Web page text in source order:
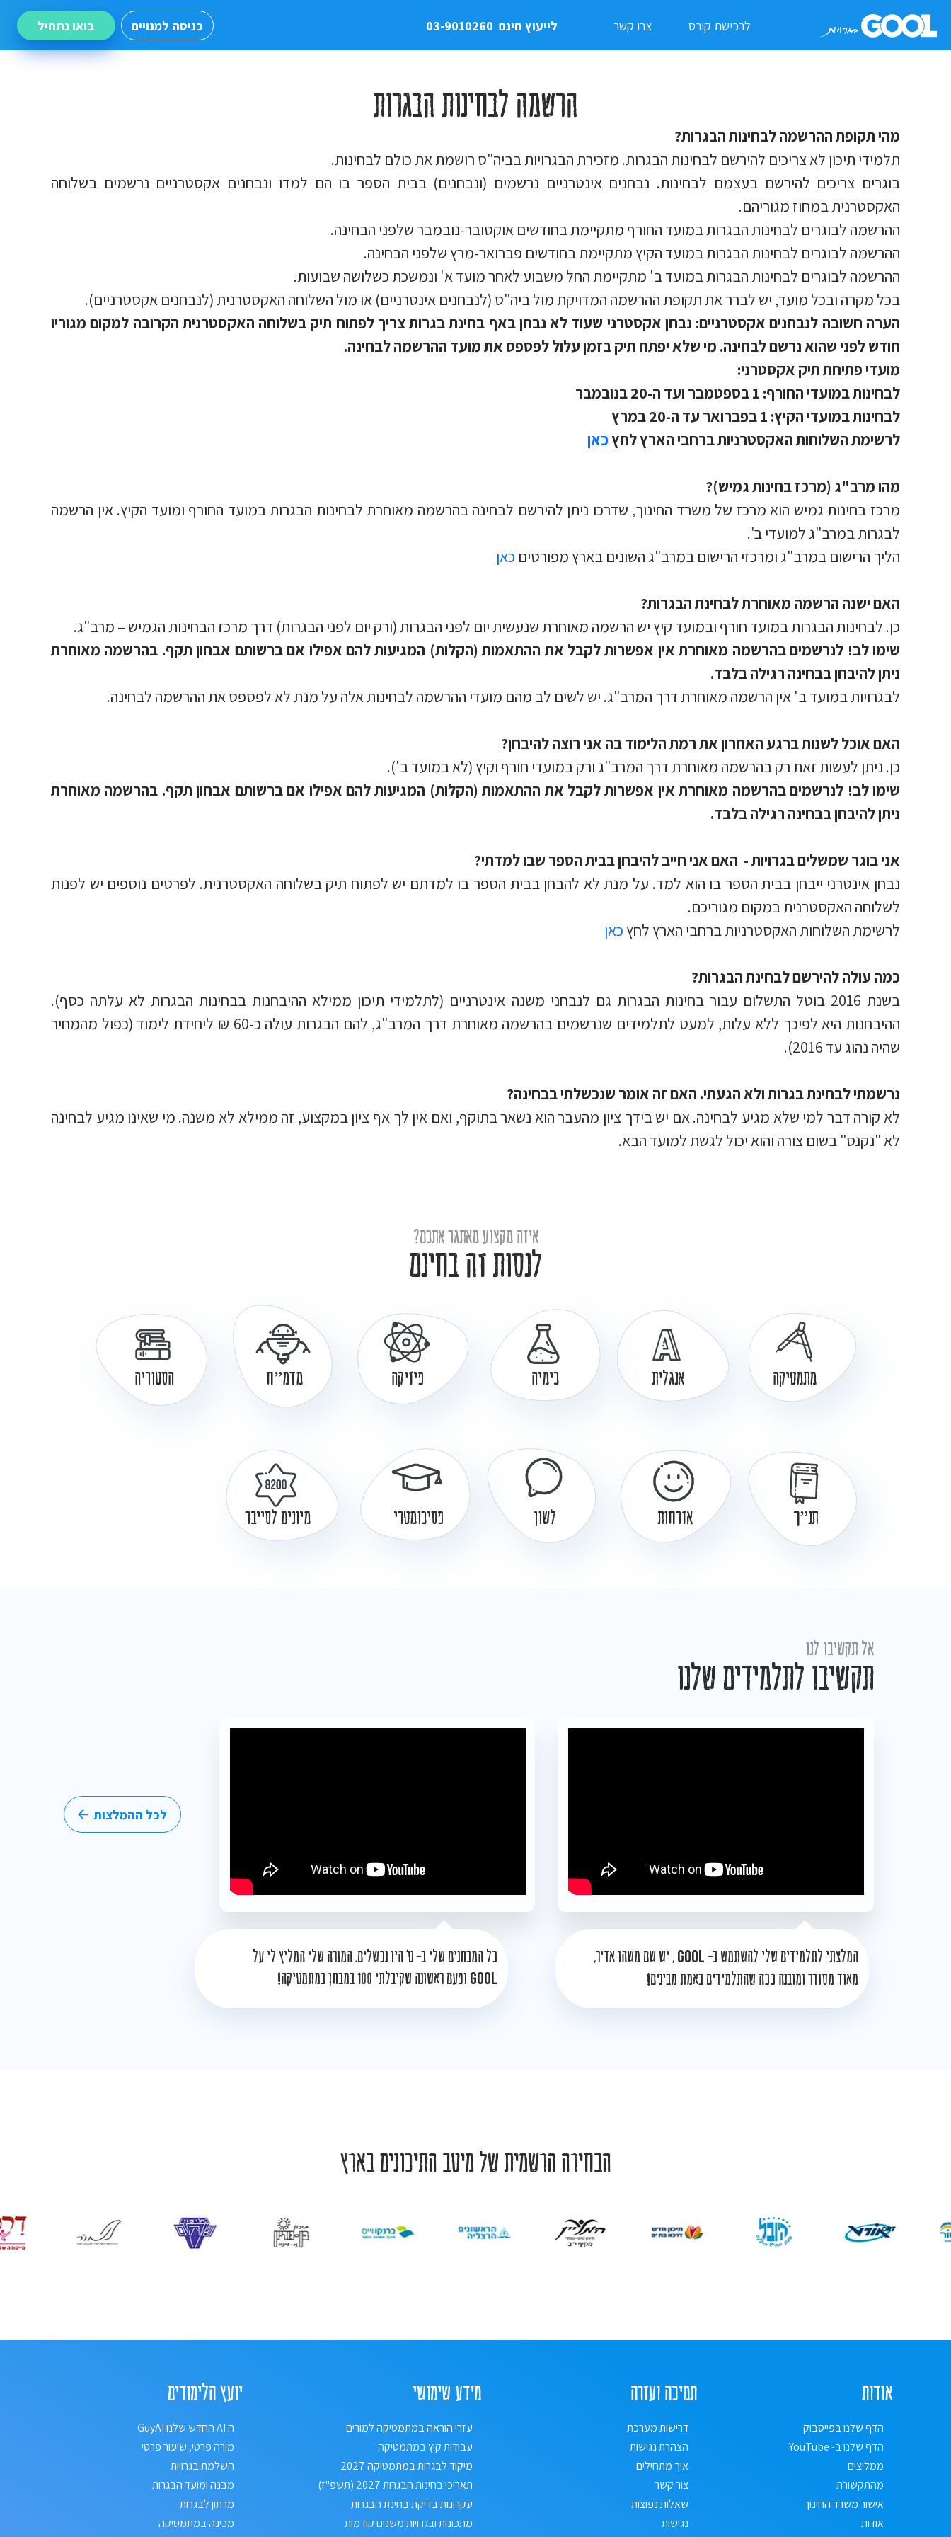
לרכישת קורס צרו קשר לייעוץ חינם 03-9010260 כניסה למנויים בואו נתחיל
הרשמה לבחינות הבגרות
מהי תקופת ההרשמה לבחינות הבגרות?
תלמידי תיכון לא צריכים להירשם לבחינות הבגרות. מזכירת הבגרויות בביה"ס רושמת את כולם לבחינות.
בוגרים צריכים להירשם בעצמם לבחינות. נבחנים אינטרניים נרשמים (ונבחנים) בבית הספר בו הם למדו ונבחנים אקסטרניים נרשמים בשלוחה
האקסטרנית במחוז מגוריהם.
ההרשמה לבוגרים לבחינות הבגרות במועד החורף מתקיימת בחודשים אוקטובר-נובמבר שלפני הבחינה.
ההרשמה לבוגרים לבחינות הבגרות במועד הקיץ מתקיימת בחודשים פברואר-מרץ שלפני הבחינה.
ההרשמה לבוגרים לבחינות הבגרות במועד ב' מתקיימת החל משבוע לאחר מועד א' ונמשכת כשלושה שבועות.
בכל מקרה ובכל מועד, יש לברר את תקופת ההרשמה המדויקת מול ביה"ס (לנבחנים אינטרניים) או מול השלוחה האקסטרנית (לנבחנים אקסטרניים).
הערה חשובה לנבחנים אקסטרניים: נבחן אקסטרני שעוד לא נבחן באף בחינת בגרות צריך לפתוח תיק בשלוחה האקסטרנית הקרובה למקום מגוריו
חודש לפני שהוא נרשם לבחינה. מי שלא יפתח תיק בזמן עלול לפספס את מועד ההרשמה לבחינה.
מועדי פתיחת תיק אקסטרני:
לבחינות במועדי החורף: 1 בספטמבר ועד ה-20 בנובמבר
לבחינות במועדי הקיץ: 1 בפברואר עד ה-20 במרץ
לרשימת השלוחות האקסטרניות ברחבי הארץ לחץכאן
מהו מרב"ג (מרכז בחינות גמיש)?
מרכז בחינות גמיש הוא מרכז של משרד החינוך, שדרכו ניתן להירשם לבחינה בהרשמה מאוחרת לבחינות הבגרות במועד החורף ומועד הקיץ. אין הרשמה
לבגרות במרב"ג למועדי ב'.
הליך הרישום במרב"ג ומרכזי הרישום במרב"ג השונים בארץ מפורטים כאן
האם ישנה הרשמה מאוחרת לבחינת הבגרות?
כן. לבחינות הבגרות במועד חורף ובמועד קיץ יש הרשמה מאוחרת שנעשית יום לפני הבגרות (ורק יום לפני הבגרות) דרך מרכז הבחינות הגמיש – מרב"ג.
שימו לב! לנרשמים בהרשמה מאוחרת אין אפשרות לקבל את ההתאמות (הקלות) המגיעות להם אפילו אם ברשותם אבחון תקף. בהרשמה מאוחרת
ניתן להיבחן בבחינה רגילה בלבד.
לבגרויות במועד ב' אין הרשמה מאוחרת דרך המרב"ג. יש לשים לב מהם מועדי ההרשמה לבחינות אלה על מנת לא לפספס את ההרשמה לבחינה.
האם אוכל לשנות ברגע האחרון את רמת הלימוד בה אני רוצה להיבחן?
כן. ניתן לעשות זאת רק בהרשמה מאוחרת דרך המרב"ג ורק במועדי חורף וקיץ (לא במועד ב').
שימו לב! לנרשמים בהרשמה מאוחרת אין אפשרות לקבל את ההתאמות (הקלות) המגיעות להם אפילו אם ברשותם אבחון תקף. בהרשמה מאוחרת
ניתן להיבחן בבחינה רגילה בלבד.
אני בוגר שמשלים בגרויות - האם אני חייב להיבחן בבית הספר שבו למדתי?
נבחן אינטרני ייבחן בבית הספר בו הוא למד. על מנת לא להבחן בבית הספר בו למדתם יש לפתוח תיק בשלוחה האקסטרנית. לפרטים נוספים יש לפנות
לשלוחה האקסטרנית במקום מגוריכם.
לרשימת השלוחות האקסטרניות ברחבי הארץ לחץ כאן
כמה עולה להירשם לבחינת הבגרות?
בשנת 2016 בוטל התשלום עבור בחינות הבגרות גם לנבחני משנה אינטרניים (לתלמידי תיכון ממילא ההיבחנות בבחינות הבגרות לא עלתה כסף).
ההיבחנות היא לפיכך ללא עלות, למעט לתלמידים שנרשמים בהרשמה מאוחרת דרך המרב"ג, להם הבגרות עולה כ-60 ₪ ליחידת לימוד (כפול מהמחיר
שהיה נהוג עד 2016).
נרשמתי לבחינת בגרות ולא הגעתי. האם זה אומר שנכשלתי בבחינה?
לא קורה דבר למי שלא מגיע לבחינה. אם יש בידך ציון מהעבר הוא נשאר בתוקף, ואם אין לך אף ציון במקצוע, זה ממילא לא משנה. מי שאינו מגיע לבחינה
לא "נקנס" בשום צורה והוא יכול לגשת למועד הבא.
איזה מקצוע מאתגר אתכם?
לנסות זה בחינם
מתמטיקה אנגלית כימיה פיזיקה מדמ”ח הסטוריה
תנ”ך אזרחות לשון פסיכומטרי מיונים לסייבר
אל תקשיבו לנו
תקשיבו לתלמידים שלנו
לכל ההמלצות
המלצתי לתלמידים שלי להשתמש ב- GOOL , יש שם משהו אדיר,
מאוד מסודר ומובנה ככה שהתלמידים באמת מבינים!
כל המבחנים שלי ב- ט' היו נכשלים. המורה שלי המליץ לי על
GOOL ופעם ראשונה שקיבלתי 100 במבחן במתמטיקה!
הבחירה הרשמית של מיטב התיכונים בארץ
אודות
הדף שלנו בפייסבוק
הדף שלנו ב- YouTube
ממליצים
מהתקשורת
אישור משרד החינוך
אודות
תמיכה ועזרה
דרישות מערכת
הצהרת נגישות
איך מתחילים
צור קשר
שאלות נפוצות
נגישות
מידע שימושי
עזרי הוראה במתמטיקה למורים
עבודות קיץ במתמטיקה
מיקוד לבגרות במתמטיקה 2027
תאריכי בחינות הבגרות 2027 (תשפ"ז)
עקרונות בדיקת בחינת הבגרות
מתכונות ובגרויות משנים קודמות
יועץ הלימודים
ה AI החדש שלנו GuyAI
מורה פרטי, שיעור פרטי
השלמת בגרויות
מבנה ומועד הבגרות
מרתון לבגרות
מכינה במתמטיקה